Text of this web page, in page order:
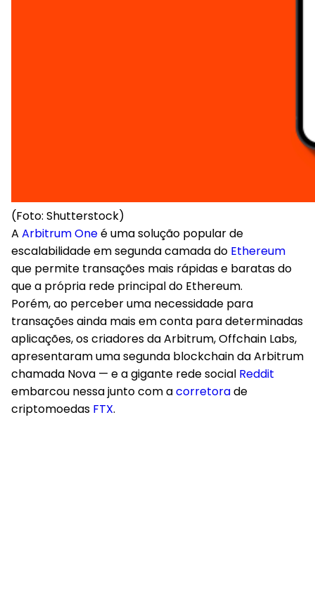
(Foto: Shutterstock)
A Arbitrum Oneé uma solução popular de
escalabilidade em segunda camada do Ethereum
que permite transações mais rápidas e baratas do
que a própria rede principal do Ethereum.
Porém, ao perceber uma necessidade para
transações ainda mais em conta para determinadas
aplicações, os criadores da Arbitrum, Offchain Labs,
apresentaram uma segunda blockchain da Arbitrum
chamada Nova — e a gigante rede social Reddit
embarcou nessa junto com acorretorade
criptomoedas FTX.